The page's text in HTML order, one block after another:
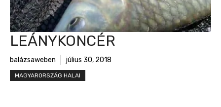
LEÁNYKONCÉR
balázsaweben július 30, 2018
MAGYARORSZÁG HALAI